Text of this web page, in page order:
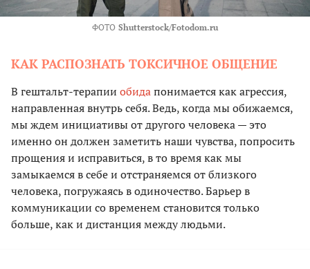
ФОТО Shutterstock/Fotodom.ru
КАК РАСПОЗНАТЬ ТОКСИЧНОЕ ОБЩЕНИЕ
В гештальт-терапии обидапонимается как агрессия,
направленная внутрь себя. Ведь, когда мы обижаемся,
мы ждем инициативы от другого человека — это
именно он должен заметить наши чувства, попросить
прощения и исправиться, в то время как мы
замыкаемся в себе и отстраняемся от близкого
человека, погружаясь в одиночество. Барьер в
коммуникации со временем становится только
больше, как и дистанция между людьми.